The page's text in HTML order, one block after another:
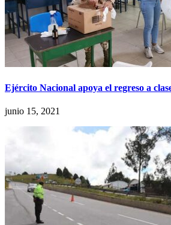
Ejército Nacional apoya el regreso a
junio 15, 2021